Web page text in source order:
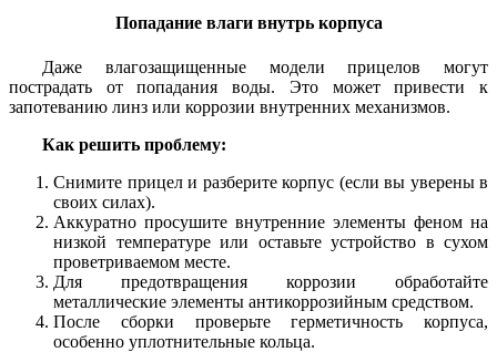
Попадание влаги внутрь корпуса
Даже влагозащищенные модели прицелов могут
пострадать от попадания воды. Это может привести к
запотеванию линз или коррозии внутренних механизмов.
Как решить проблему:
Снимите прицел и разберите корпус (если вы уверены в
своих силах).
Аккуратно просушите внутренние элементы феном на
низкой температуре или оставьте устройство в сухом
проветриваемом месте.
Для предотвращения коррозии обработайте
металлические элементы антикоррозийным средством.
После сборки проверьте герметичность корпуса,
особенно уплотнительные кольца.